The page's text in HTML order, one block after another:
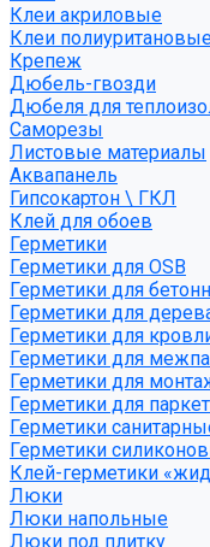
Клеи акриловые
Клеи
Крепеж
Дюбель-гвозди
Дюбеля для
Саморезы
Листовые материалы
Аквапанель
Гипсокартон \ ГКЛ
Клей для обоев
Герметики
Герметики для OSB
Герметики для
Герметики для
Герметики для
Герметики для
Герметики для
Герметики для
Герметики
Герметики
Клей-герметики
Люки
Люки напольные
Люки под плитку